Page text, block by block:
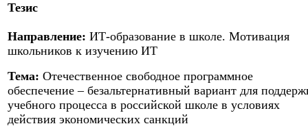
Тезис
Направление: ИТ-образование в школе. Мотивация
школьников к изучению ИТ
Тема: Отечественное свободное программное
обеспечение – безальтернативный вариант для
учебного процесса в российской школе в условиях
действия экономических санкций